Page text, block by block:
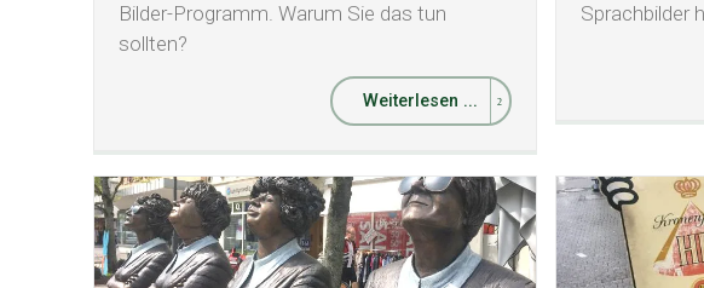
Bilder-Programm. Warum Sie das tun
sollten?
Weiterlesen ...
Sprachbilder